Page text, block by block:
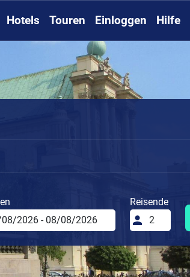
Hotels Touren Einloggen Hilfe
Reisende